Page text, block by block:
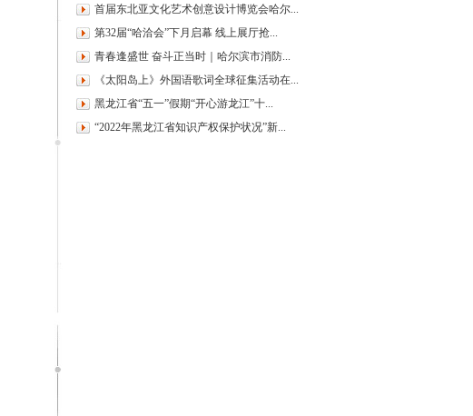
幕
安全“科普月”活动
首届东北亚文化艺术创意设计博览会哈尔...
第32届“哈洽会”下月启幕 线上展厅抢...
青春逢盛世 奋斗正当时｜哈尔滨市消防...
《太阳岛上》外国语歌词全球征集活动在...
黑龙江省“五一”假期“开心游龙江”十...
“2022年黑龙江省知识产权保护状况”新...